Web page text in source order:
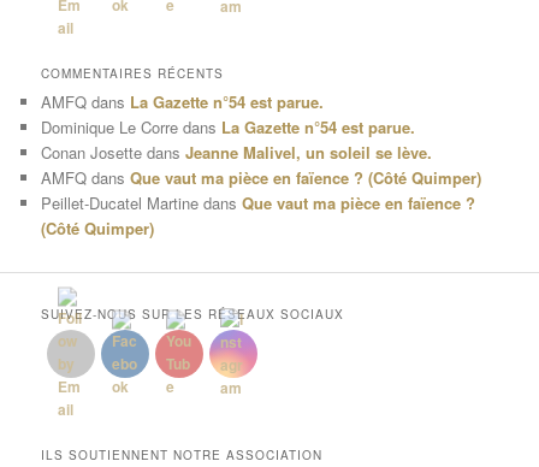
COMMENTAIRES RÉCENTS
AMFQ dans La Gazette n°54 est parue.
Dominique Le Corre dans La Gazette n°54 est parue.
Conan Josette dansJeanne Malivel, un soleil se lève.
AMFQ dansQue vaut ma pièce en faïence ? (Côté Quimper)
Peillet-Ducatel Martine dansQue vaut ma pièce en faïence ?
(Côté Quimper)
SUIVEZ-NOUS SUR LES RÉSEAUX SOCIAUX
ILS SOUTIENNENT NOTRE ASSOCIATION